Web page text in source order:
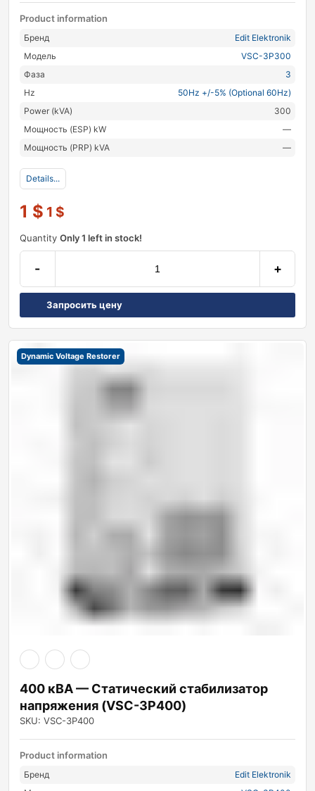
Product information
Бренд
Edit Elektronik
Модель
VSC-3P300
Фаза
3
Hz
50Hz +/-5% (Optional 60Hz)
Power (kVA)
300
Мощность (ESP) kW
—
Мощность (PRP) kVA
—
Details...
1 $ 1 $
Quantity Only 1 left in stock!
- +
Запросить цену
Dynamic Voltage Restorer
400 кВА — Статический стабилизатор
напряжения (VSC-3P400)
SKU: VSC-3P400
Product information
Бренд
Edit Elektronik